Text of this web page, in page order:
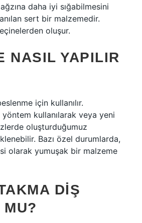
daha iyi sığabilmesini
sert bir malzemedir.
oluşur.
NASIL YAPILIR
için kullanılır.
kullanılarak veya yeni
oluşturduğumuz
Bazı özel durumlarda,
olarak yumuşak bir malzeme
DIŞ
MU?